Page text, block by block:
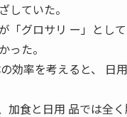
していた。
「グロサリ ー」とし
った。
効率を考えると、 日
食と日用 品では全く